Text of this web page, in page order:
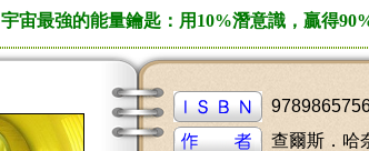
宇宙最強的能量鑰匙：用10%潛意識，贏得
查爾斯．哈